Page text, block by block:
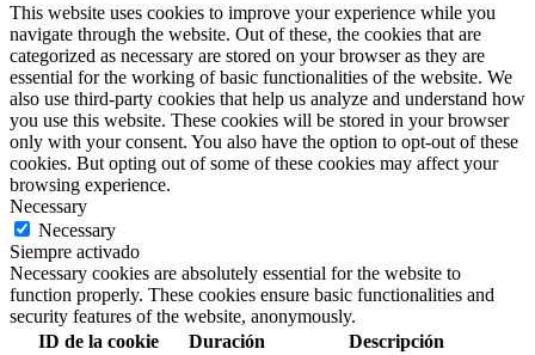
This website uses cookies to improve your experience while you
navigate through the website. Out of these, the cookies that are
categorized as necessary are stored on your browser as they are
essential for the working of basic functionalities of the website. We
also use third-party cookies that help us analyze and understand how
you use this website. These cookies will be stored in your browser
only with your consent. You also have the option to opt-out of these
cookies. But opting out of some of these cookies may affect your
browsing experience.
Necessary
Necessary
Siempre activado
Necessary cookies are absolutely essential for the website to
function properly. These cookies ensure basic functionalities and
security features of the website, anonymously.
ID de la cookie
Duración Descripción